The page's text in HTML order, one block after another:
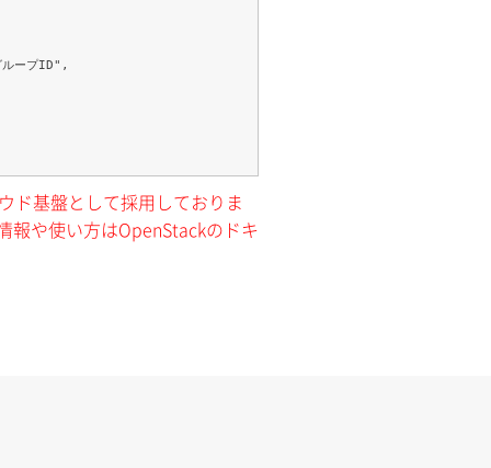
ド基盤として採用しておりま
報や使い方はOpenStackのドキ